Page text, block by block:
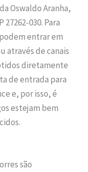
Oswaldo Aranha,
27262-030. Para
entrar em
através de canais
diretamente
de entrada para
e, por isso, é
estejam bem
são